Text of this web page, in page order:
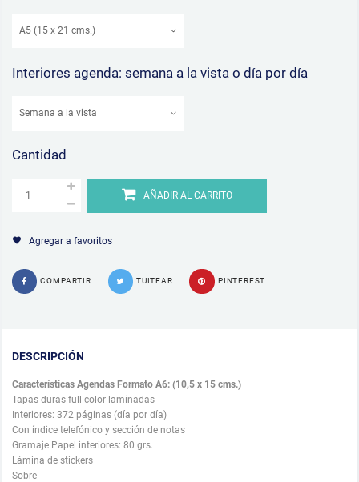
Interiores agenda: semana a la vista o día por día
Cantidad
AÑADIR AL CARRITO
Agregar a favoritos
COMPARTIR TUITEAR PINTEREST
DESCRIPCIÓN
Características Agendas Formato A6: (10,5 x 15 cms.)
Tapas duras full color laminadas
Interiores: 372 páginas (día por día)
Con índice telefónico y sección de notas
Gramaje Papel interiores: 80 grs.
Lámina de stickers
Sobre